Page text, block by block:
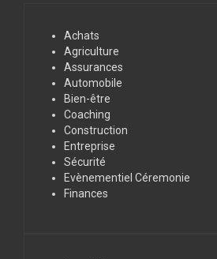
Achats
Agriculture
Assurances
Automobile
Bien-être
Coaching
Construction
Entreprise
Sécurité
Evènementiel Céremonie
Finances